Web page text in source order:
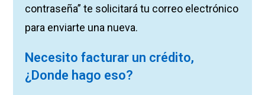
contraseña” te solicitará tu correo electrónico
para enviarte una nueva.
Necesito facturar un crédito,
¿Donde hago eso?